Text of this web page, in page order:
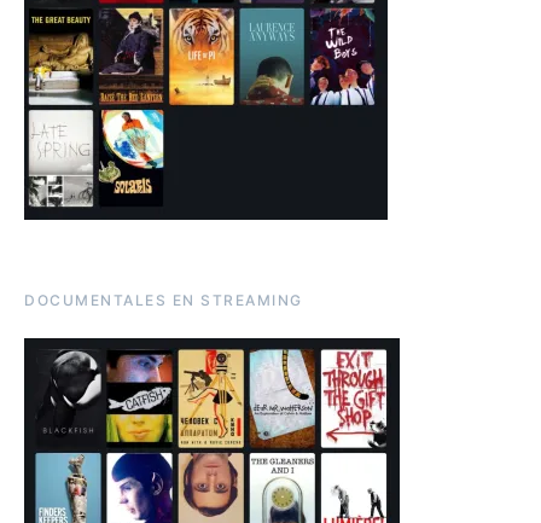
DOCUMENTALES EN STREAMING